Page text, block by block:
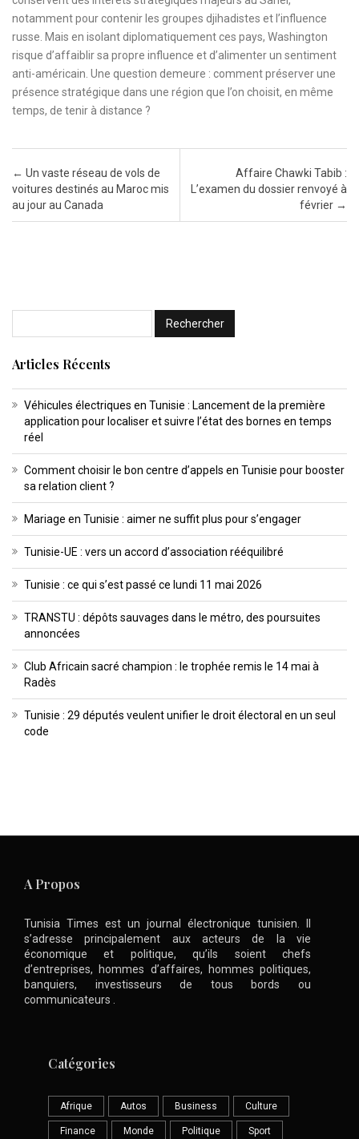
notamment pour contenir les groupes djihadistes et l’influence
russe. Mais en isolant diplomatiquement ces pays, Washington
risque d’affaiblir sa propre influence et d’alimenter un sentiment
anti-américain. Une question demeure : comment préserver une
présence stratégique dans une région que l’on choisit, en même
temps, de tenir à distance ?
Post navigation
← Un vaste réseau de vols de
voitures destinés au Maroc mis
au jour au Canada
Affaire Chawki Tabib :
L’examen du dossier renvoyé à
février →
Articles Récents
Véhicules électriques en Tunisie : Lancement de la première
application pour localiser et suivre l’état des bornes en temps
réel
Comment choisir le bon centre d’appels en Tunisie pour booster
sa relation client ?
Mariage en Tunisie : aimer ne suffit plus pour s’engager
Tunisie-UE : vers un accord d’association rééquilibré
Tunisie : ce qui s’est passé ce lundi 11 mai 2026
TRANSTU : dépôts sauvages dans le métro, des poursuites
annoncées
Club Africain sacré champion : le trophée remis le 14 mai à
Radès
Tunisie : 29 députés veulent unifier le droit électoral en un seul
code
A Propos
Tunisia Times est un journal électronique tunisien. Il
s’adresse principalement aux acteurs de la vie
économique et politique, qu’ils soient chefs
d’entreprises, hommes d’affaires, hommes politiques,
banquiers, investisseurs de tous bords ou
communicateurs .
Catégories
Afrique Autos Business Culture
Finance Monde Politique Sport